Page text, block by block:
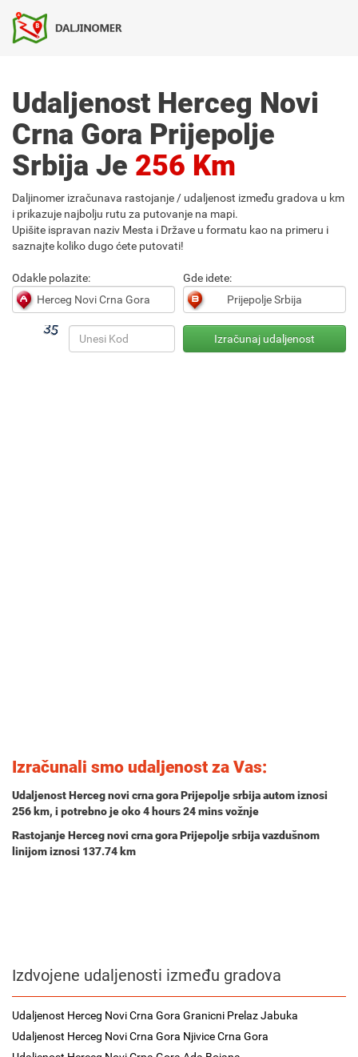
Udaljenost Herceg Novi
Crna Gora Prijepolje
Srbija Je 256 Km
Daljinomer izračunava rastojanje / udaljenost između gradova u km
i prikazuje najbolju rutu za putovanje na mapi.
Upišite ispravan naziv Mesta i Države u formatu kao na primeru i
saznajte koliko dugo ćete putovati!
Odakle polazite: Gde idete:
Izračunali smo udaljenost za Vas:
Udaljenost Herceg novi crna gora Prijepolje srbija autom iznosi
256 km, i potrebno je oko4 hours 24 minsvožnje
Rastojanje Herceg novi crna gora Prijepolje srbija vazdušnom
linijom iznosi 137.74 km
Izdvojene udaljenosti između gradova
Udaljenost Herceg Novi Crna Gora Granicni Prelaz Jabuka
Udaljenost Herceg Novi Crna Gora Njivice Crna Gora